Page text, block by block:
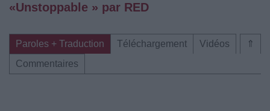
«Unstoppable » par RED
⇑
Paroles + Traduction Téléchargement
Vidéos
Commentaires